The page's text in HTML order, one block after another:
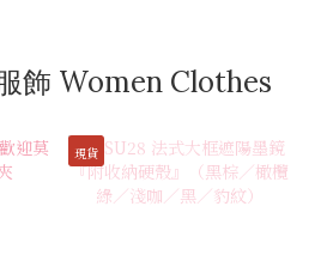
飾 Women Clothes
現貨